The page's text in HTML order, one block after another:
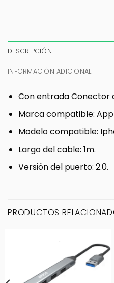
DESCRIPCIÓN
INFORMACIÓN ADICIONAL
Con entrada Conector
Marca compatible:
Modelo compatible:
Largo del cable: 1m.
Versión del puerto: 2.0.
PRODUCTOS